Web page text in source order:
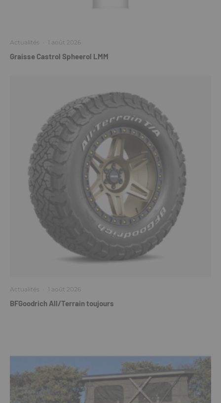
Actualités · 1 août 2026
Graisse Castrol Spheerol LMM
Actualités · 1 août 2026
BFGoodrich All/Terrain toujours